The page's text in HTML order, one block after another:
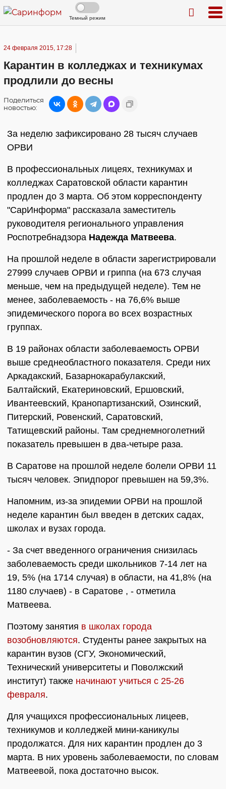
Темный режим
24 февраля 2015, 17:28
Карантин в колледжах и техникумах
продлили до весны
Поделиться
новостью:
За неделю зафиксировано 28 тысяч случаев
ОРВИ
В профессиональных лицеях, техникумах и
колледжах Саратовской области карантин
продлен до 3 марта. Об этом корреспонденту
"СарИнформа" рассказала заместитель
руководителя регионального управления
Роспотребнадзора Надежда Матвеева.
На прошлой неделе в области зарегистрировали
27999 случаев ОРВИ и гриппа (на 673 случая
меньше, чем на предыдущей неделе). Тем не
менее, заболеваемость - на 76,6% выше
эпидемического порога во всех возрастных
группах.
В 19 районах области заболеваемость ОРВИ
выше среднеобластного показателя. Среди них
Аркадакский, Базарнокарабулакский,
Балтайский, Екатериновский, Ершовский,
Ивантеевский, Кранопартизанский, Озинский,
Питерский, Ровенский, Саратовский,
Татищевский районы. Там среднемноголетний
показатель превышен в два-четыре раза.
В Саратове на прошлой неделе болели ОРВИ 11
тысяч человек. Эпидпорог превышен на 59,3%.
Напомним, из-за эпидемии ОРВИ на прошлой
неделе карантин был введен в детских садах,
школах и вузах города.
- За счет введенного ограничения снизилась
заболеваемость среди школьников 7-14 лет на
19, 5% (на 1714 случая) в области, на 41,8% (на
1180 случаев) - в Саратове , - отметила
Матвеева.
Поэтому занятия в школах города
возобновляются. Студенты ранее закрытых на
карантин вузов (СГУ, Экономический,
Технический университеты и Поволжский
институт) также начинают учиться с 25-26
февраля.
Для учащихся профессиональных лицеев,
техникумов и колледжей мини-каникулы
продолжатся. Для них карантин продлен до 3
марта. В них уровень заболеваемости, по словам
Матвеевой, пока достаточно высок.